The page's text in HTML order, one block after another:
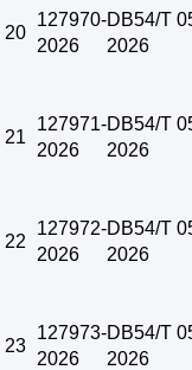
20
127970-
2026
DB54/T
2026
21
127971-
2026
DB54/T
2026
22
127972-
2026
DB54/T
2026
23
127973-
2026
DB54/T
2026